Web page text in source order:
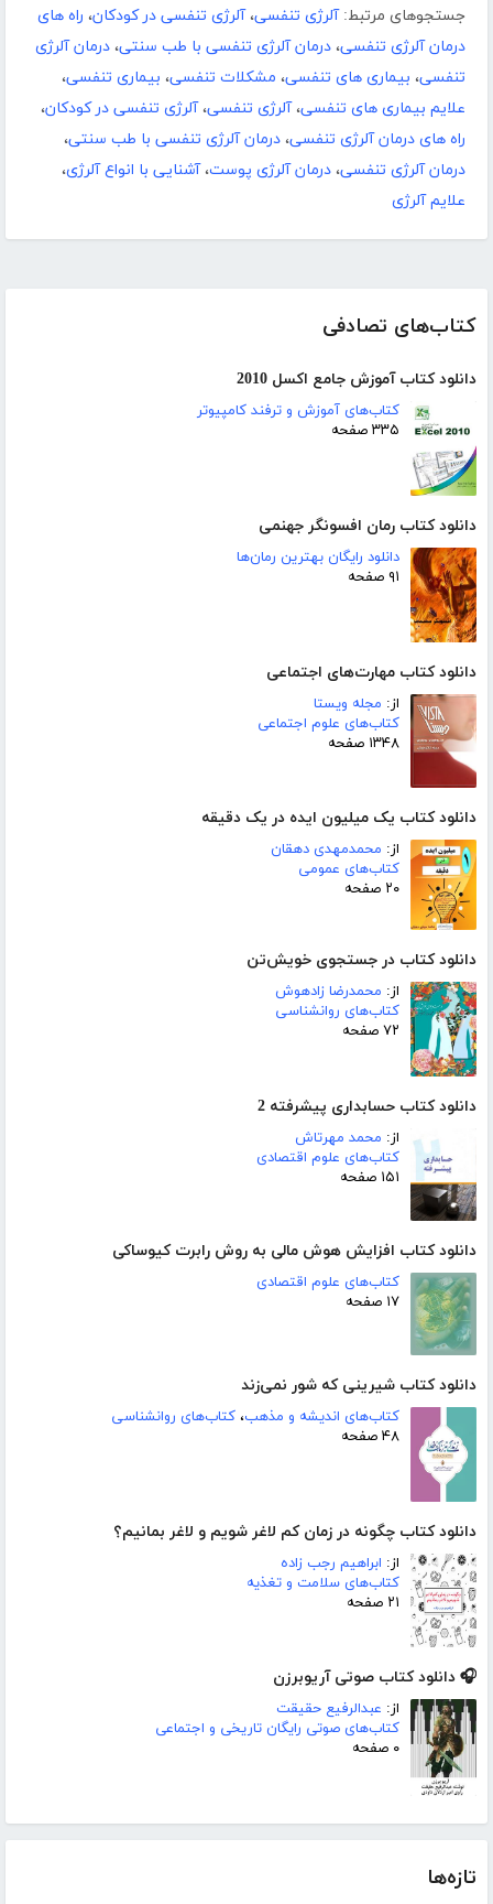
کتاب‌های تصادفی
دانلود کتاب آموزش جامع اکسل 2010
کتاب‌های آموزش و ترفند کامپیوتر
۳۳۵ صفحه
دانلود کتاب رمان افسونگر جهنمی
دانلود رایگان بهترین رمان‌ها
۹۱ صفحه
دانلود کتاب مهارت‌های اجتماعی
از: مجله ویستا
کتاب‌های علوم اجتماعی
۱۳۴۸ صفحه
دانلود کتاب یک میلیون ایده در یک دقیقه
از: محمدمهدی دهقان
کتاب‌های عمومی
۲۰ صفحه
دانلود کتاب در جستجوی خویش‌تن
از: محمدرضا زادهوش
کتاب‌های روانشناسی
۷۲ صفحه
دانلود کتاب حسابداری پیشرفته 2
از: محمد مهرتاش
کتاب‌های علوم اقتصادی
۱۵۱ صفحه
دانلود کتاب افزایش هوش مالی به روش رابرت کیوساکی
کتاب‌های علوم اقتصادی
۱۷ صفحه
دانلود کتاب شیرینی که شور نمی‌زند
کتاب‌های اندیشه و مذهب، کتاب‌های روانشناسی
۴۸ صفحه
دانلود کتاب چگونه در زمان کم لاغر شویم و لاغر بمانیم؟
از: ابراهیم رجب زاده
کتاب‌های سلامت و تغذیه
۲۱ صفحه
🎧 دانلود کتاب صوتی آریوبرزن
از: عبدالرفیع حقیقت
کتاب‌های صوتی رایگان تاریخی و اجتماعی
۰ صفحه
تازه‌ها
جستجوهای مرتبط: آلرژی تنفسی،آلرژی تنفسی در کودکان، راه های
درمان آلرژی تنفسی، درمان آلرژی تنفسی با طب سنتی، درمان آلرژی
تنفسی، بیماری های تنفسی، مشکلات تنفسی، بیماری تنفسی،
علایم بیماری های تنفسی،آلرژی تنفسی،آلرژی تنفسی در کودکان،
راه های درمان آلرژی تنفسی، درمان آلرژی تنفسی با طب سنتی،
درمان آلرژی تنفسی، درمان آلرژی پوست،آشنایی با انواع آلرژی،
علایم آلرژی